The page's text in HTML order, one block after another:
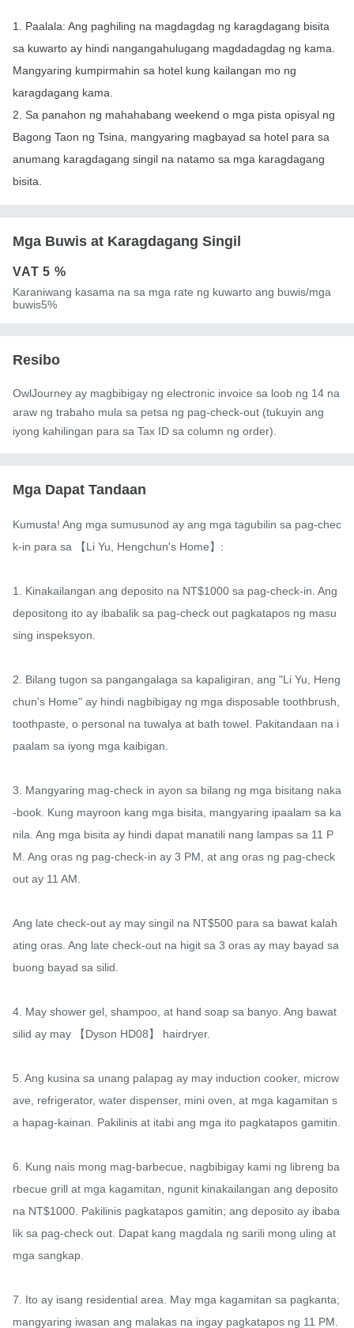
1. Paalala: Ang paghiling na magdagdag ng karagdagang bisita
sa kuwarto ay hindi nangangahulugang magdadagdag ng kama.
Mangyaring kumpirmahin sa hotel kung kailangan mo ng
karagdagang kama.
2. Sa panahon ng mahahabang weekend o mga pista opisyal ng
Bagong Taon ng Tsina, mangyaring magbayad sa hotel para sa
anumang karagdagang singil na natamo sa mga karagdagang
bisita.
Mga Buwis at Karagdagang Singil
VAT5 %
Karaniwang kasama na sa mga rate ng kuwarto ang buwis/mga
buwis5%
Resibo
OwlJourney ay magbibigay ng electronic invoice sa loob ng 14 na
araw ng trabaho mula sa petsa ng pag-check-out (tukuyin ang
iyong kahilingan para sa Tax ID sa column ng order).
Mga Dapat Tandaan
Kumusta! Ang mga sumusunod ay ang mga tagubilin sa pag-chec
k-in para sa 【Li Yu, Hengchun's Home】:
1. Kinakailangan ang deposito na NT$1000 sa pag-check-in. Ang
depositong ito ay ibabalik sa pag-check out pagkatapos ng masu
sing inspeksyon.
2. Bilang tugon sa pangangalaga sa kapaligiran, ang "Li Yu, Heng
chun's Home" ay hindi nagbibigay ng mga disposable toothbrush,
toothpaste, o personal na tuwalya at bath towel. Pakitandaan na i
paalam sa iyong mga kaibigan.
3. Mangyaring mag-check in ayon sa bilang ng mga bisitang naka
-book. Kung mayroon kang mga bisita, mangyaring ipaalam sa ka
nila. Ang mga bisita ay hindi dapat manatili nang lampas sa 11 P
M. Ang oras ng pag-check-in ay 3 PM, at ang oras ng pag-check
out ay 11 AM.
Ang late check-out ay may singil na NT$500 para sa bawat kalah
ating oras. Ang late check-out na higit sa 3 oras ay may bayad sa
buong bayad sa silid.
4. May shower gel, shampoo, at hand soap sa banyo. Ang bawat
silid ay may 【Dyson HD08】 hairdryer.
5. Ang kusina sa unang palapag ay may induction cooker, microw
ave, refrigerator, water dispenser, mini oven, at mga kagamitan s
a hapag-kainan. Pakilinis at itabi ang mga ito pagkatapos gamitin.
6. Kung nais mong mag-barbecue, nagbibigay kami ng libreng ba
rbecue grill at mga kagamitan, ngunit kinakailangan ang deposito
na NT$1000. Pakilinis pagkatapos gamitin; ang deposito ay ibaba
lik sa pag-check out. Dapat kang magdala ng sarili mong uling at
mga sangkap.
7. Ito ay isang residential area. May mga kagamitan sa pagkanta;
mangyaring iwasan ang malakas na ingay pagkatapos ng 11 PM.